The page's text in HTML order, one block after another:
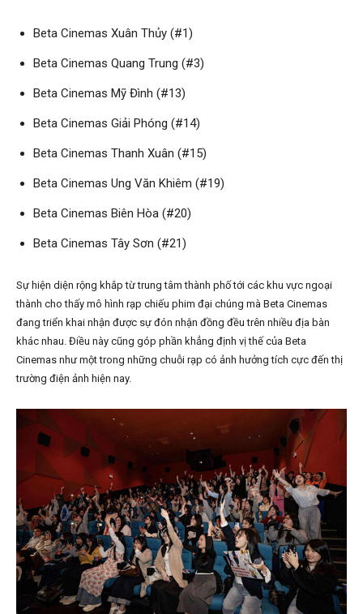
Beta Cinemas Xuân Thủy (#1)
Beta Cinemas Quang Trung (#3)
Beta Cinemas Mỹ Đình (#13)
Beta Cinemas Giải Phóng (#14)
Beta Cinemas Thanh Xuân (#15)
Beta Cinemas Ung Văn Khiêm (#19)
Beta Cinemas Biên Hòa (#20)
Beta Cinemas Tây Sơn (#21)
Sự hiện diện rộng khắp từ trung tâm thành phố tới các khu vực ngoại
thành cho thấy mô hình rạp chiếu phim đại chúng mà Beta Cinemas
đang triển khai nhận được sự đón nhận đồng đều trên nhiều địa bàn
khác nhau. Điều này cũng góp phần khẳng định vị thế của Beta
Cinemas như một trong những chuỗi rạp có ảnh hưởng tích cực đến thị
trường điện ảnh hiện nay.